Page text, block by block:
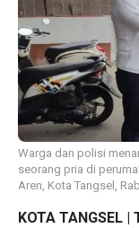
Warga dan polisi
seorang pria di
Aren, Kota Tangsel,
KOTA TANGSEL |